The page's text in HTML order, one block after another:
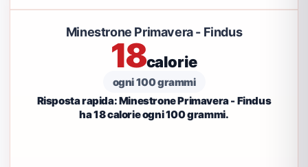
Minestrone Primavera - Findus
18calorie
ogni 100 grammi
Risposta rapida: Minestrone Primavera - Findus
ha 18 calorie ogni 100 grammi.